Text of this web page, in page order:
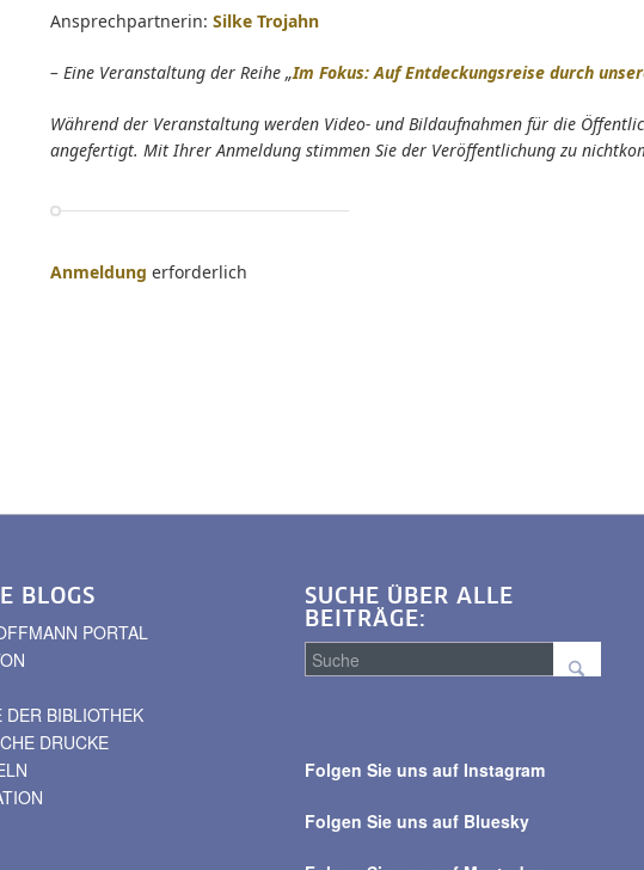
Ansprechpartnerin: Silke Trojahn
– Eine Veranstaltung der Reihe „Im Fokus: Auf Entdeckungsreise durch
Während der Veranstaltung werden Video- und Bildaufnahmen für die
angefertigt. Mit Ihrer Anmeldung stimmen Sie der Veröffentlichung zu
Anmeldung erforderlich
BLOGS
PORTAL
DER BIBLIOTHEK
DRUCKE
SUCHE ÜBER ALLE
BEITRÄGE:
alle
Folgen Sie uns auf Instagram
Folgen Sie uns auf Bluesky